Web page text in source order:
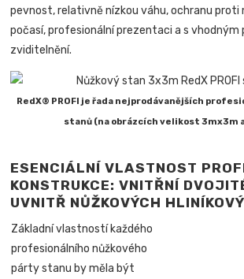
pevnost, relativně nízkou váhu, ochranu proti
počasí, profesionální prezentaci a s vhodným
zviditelnění.
RedX® PROFI je řada nejprodávanějších
stanů (na obrázcích velikost 3mx3m
ESENCIÁLNÍ VLASTNOST
KONSTRUKCE: VNITŘNÍ
UVNITŘ NŮŽKOVÝCH
Základní vlastností každého
profesionálního nůžkového
párty stanu by měla být